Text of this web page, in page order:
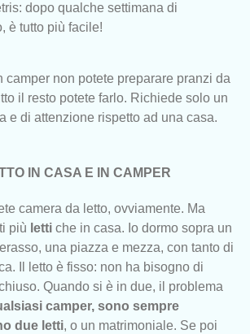
dopo qualche settimana di
è tutto più facile!
camper non potete preparare pranzi da
il resto potete farlo. Richiede solo un
e di attenzione rispetto ad una casa.
IN CASA E IN CAMPER
camera da letto, ovviamente. Ma
più letti che in casa. Io dormo sopra un
una piazza e mezza, con tanto di
Il letto è fisso: non ha bisogno di
Quando si è in due, il problema
camper, sono sempre
due letti, o un matrimoniale. Se poi